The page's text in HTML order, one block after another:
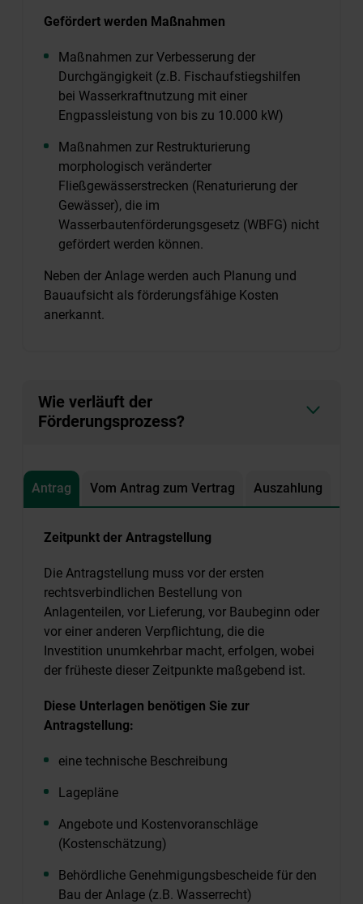
Gefördert werden Maßnahmen
Maßnahmen zur Verbesserung der
Durchgängigkeit (z.B. Fischaufstiegshilfen
bei Wasserkraftnutzung mit einer
Engpassleistung von bis zu 10.000 kW)
Maßnahmen zur Restrukturierung
morphologisch veränderter
Fließgewässerstrecken (Renaturierung der
Gewässer), die im
Wasserbautenförderungsgesetz (WBFG) nicht
gefördert werden können.
Neben der Anlage werden auch Planung und
Bauaufsicht als förderungsfähige Kosten
anerkannt.
Wie verläuft der
Förderungsprozess?
Antrag Vom Antrag zum Vertrag Auszahlung
Zeitpunkt der Antragstellung
Die Antragstellung muss vor der ersten
rechtsverbindlichen Bestellung von
Anlagenteilen, vor Lieferung, vor Baubeginn oder
vor einer anderen Verpflichtung, die die
Investition unumkehrbar macht, erfolgen, wobei
der früheste dieser Zeitpunkte maßgebend ist.
Diese Unterlagen benötigen Sie zur
Antragstellung:
eine technische Beschreibung
Lagepläne
Angebote und Kostenvoranschläge
(Kostenschätzung)
Behördliche Genehmigungsbescheide für den
Bau der Anlage (z.B. Wasserrecht)